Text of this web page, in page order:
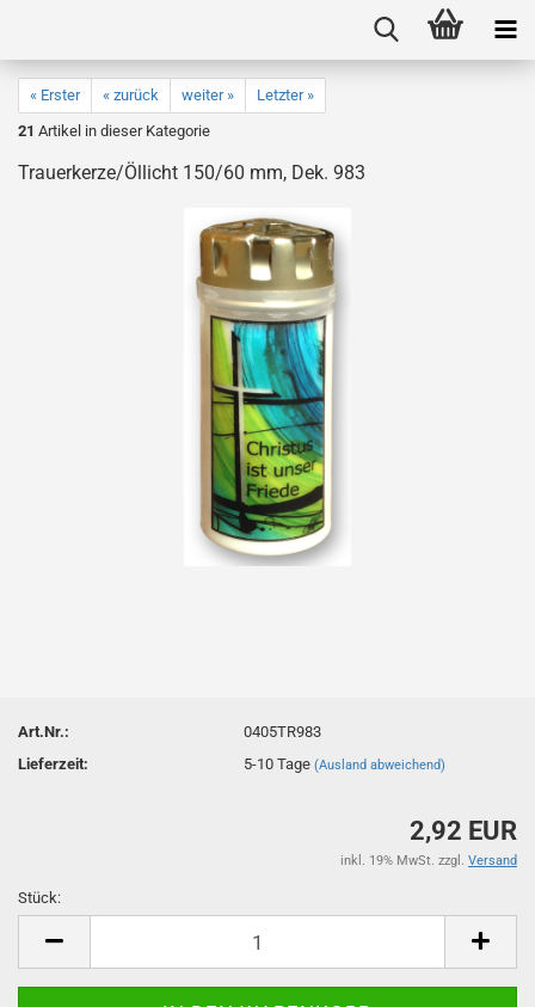
« Erster « zurück weiter »
Letzter »
21 Artikel in dieser Kategorie
Trauerkerze/Öllicht 150/60 mm, Dek. 983
Art.Nr.:
0405TR983
Lieferzeit:
5-10 Tage(Ausland abweichend)
2,92 EUR
inkl. 19% MwSt. zzgl. Versand
Stück: